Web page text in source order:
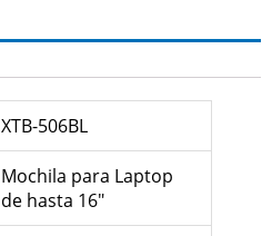
XTB-506BL
Mochila para Laptop
de hasta 16″